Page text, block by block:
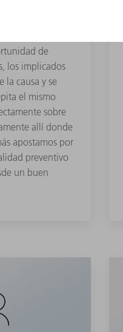
de
los implicados
la causa y se
el mismo
sobre
allí donde
apostamos por
preventivo
un buen